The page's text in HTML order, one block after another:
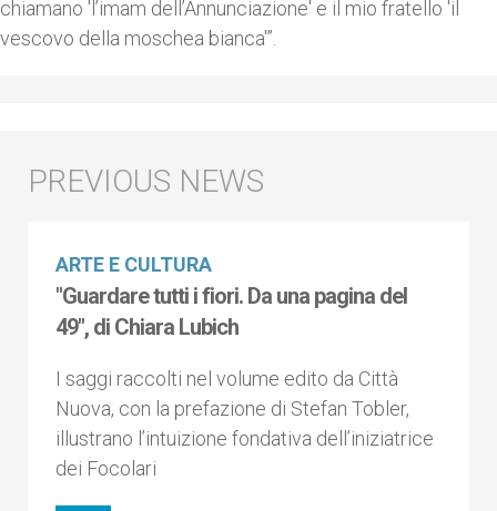
chiamano 'l’imam dell’Annunciazione' e il mio fratello 'il
vescovo della moschea bianca'”.
ARTE E CULTURA
"Guardare tutti i fiori. Da una pagina del
49", di Chiara Lubich
I saggi raccolti nel volume edito da Città
Nuova, con la prefazione di Stefan Tobler,
illustrano l’intuizione fondativa dell’iniziatrice
dei Focolari